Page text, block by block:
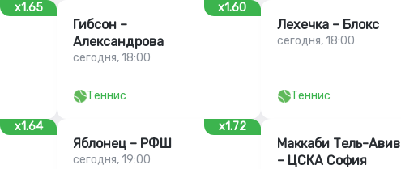
x1.65 x1.60
Гибсон –
Александрова
сегодня, 18:00
Теннис
Лехечка – Блокс
сегодня, 18:00
Теннис
x1.64 x1.72
Яблонец – РФШ
сегодня, 19:00
Маккаби Тель-Авив
– ЦСКА София